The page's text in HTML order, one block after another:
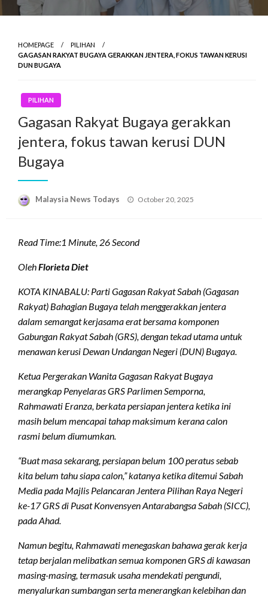
HOMEPAGE
PILIHAN
GAGASAN RAKYAT BUGAYA GERAKKAN JENTERA, FOKUS TAWAN KERUSI
DUN BUGAYA
PILIHAN
Gagasan Rakyat Bugaya gerakkan
jentera, fokus tawan kerusi DUN
Bugaya
Malaysia News Todays
Posted
October 20, 2025
Read Time:1 Minute, 26 Second
OlehFlorieta Diet
KOTA KINABALU: Parti Gagasan Rakyat Sabah (Gagasan
Rakyat) Bahagian Bugaya telah menggerakkan jentera
dalam semangat kerjasama erat bersama komponen
Gabungan Rakyat Sabah (GRS), dengan tekad utama untuk
menawan kerusi Dewan Undangan Negeri (DUN) Bugaya.
Ketua Pergerakan Wanita Gagasan Rakyat Bugaya
merangkap Penyelaras GRS Parlimen Semporna,
Rahmawati Eranza, berkata persiapan jentera ketika ini
masih belum mencapai tahap maksimum kerana calon
rasmi belum diumumkan.
“Buat masa sekarang, persiapan belum 100 peratus sebab
kita belum tahu siapa calon,” katanya ketika ditemui Sabah
Media pada Majlis Pelancaran Jentera Pilihan Raya Negeri
ke-17 GRS di Pusat Konvensyen Antarabangsa Sabah (SICC),
pada Ahad.
Namun begitu, Rahmawati menegaskan bahawa gerak kerja
tetap berjalan melibatkan semua komponen GRS di kawasan
masing-masing, termasuk usaha mendekati pengundi,
menyalurkan sumbangan serta menerangkan kelebihan dan